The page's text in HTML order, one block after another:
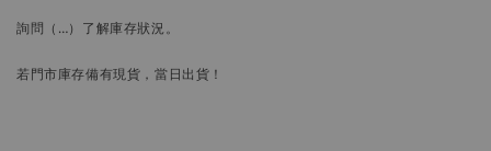
詢問 （…） 了解庫存狀況。
若門市庫存備有現貨，當日出貨！